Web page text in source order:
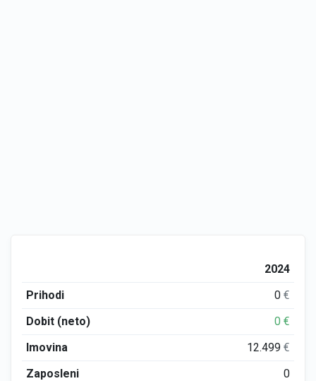
2024
Prihodi
0€
Dobit (neto)
0€
Imovina
12.499€
Zaposleni
0